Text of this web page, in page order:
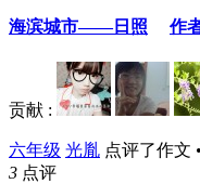
海滨城市——日照 作
贡献 :
六年级 光胤 点评了作文
3 点评